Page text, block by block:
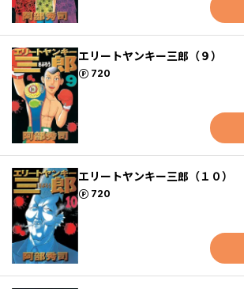
エリートヤンキー三郎（９）
720
ポイント
エリートヤンキー三郎（１０）
720
ポイント